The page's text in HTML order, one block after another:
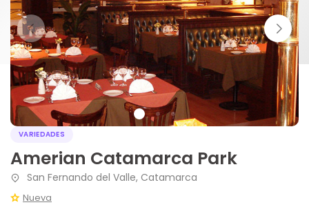
VARIEDADES
Amerian Catamarca Park
San Fernando del Valle, Catamarca
Nueva